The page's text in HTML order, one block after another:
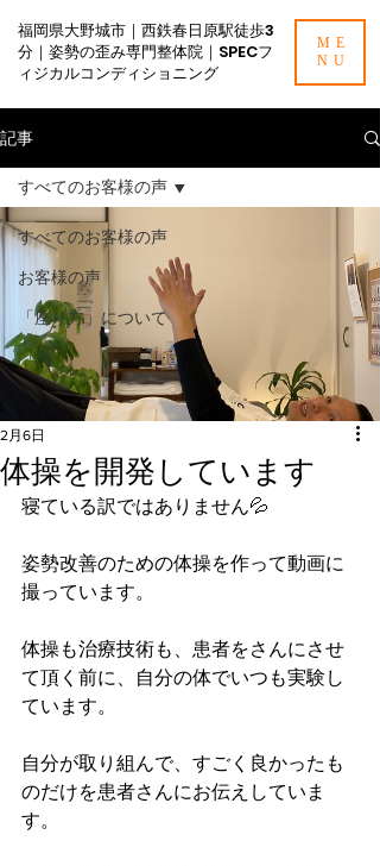
福岡県大野城市｜西鉄春日原駅徒歩3
分｜姿勢の歪み専門整体院｜SPECフ
ィジカルコンディショニング
ME
NU
記事
すべてのお客様の声
お客様の声
「座り方」について
すべてのお客様の声
体操を開発しています
2月6日
寝ている訳ではありません💦
姿勢改善のための体操を作って動画に
撮っています。
体操も治療技術も、患者をさんにさせ
て頂く前に、自分の体でいつも実験し
ています。
自分が取り組んで、すごく良かったも
のだけを患者さんにお伝えしていま
す。